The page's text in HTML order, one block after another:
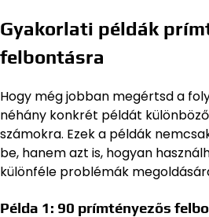
Gyakorlati példák
felbontásra
Hogy még jobban megértsd a
néhány konkrét példát
számokra. Ezek a példák
be, hanem azt is, hogyan
különféle problémák
Példa 1: 90 prímtényezős